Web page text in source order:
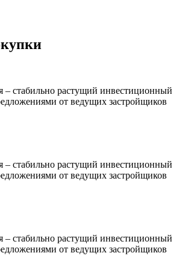
– стабильно растущий инвестиционный
от ведущих застройщиков
– стабильно растущий инвестиционный
от ведущих застройщиков
– стабильно растущий инвестиционный
от ведущих застройщиков